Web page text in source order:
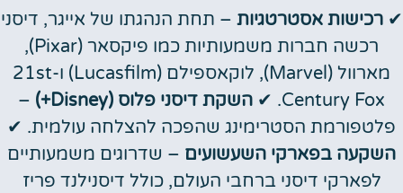
✔רכישות אסטרטגיות – תחת הנהגתו של אייגר, דיסני
רכשה חברות משמעותיות כמו פיקסאר (Pixar),
מארוול (Marvel), לוקאספילם (Lucasfilm) ו-21st
Century Fox. ✔
השקת דיסני פלוס (Disney+)
–
פלטפורמת הסטרימינג שהפכה להצלחה עולמית. ✔
השקעה בפארקי השעשועים – שדרוגים משמעותיים
לפארקי דיסני ברחבי העולם, כולל דיסנילנד פריז